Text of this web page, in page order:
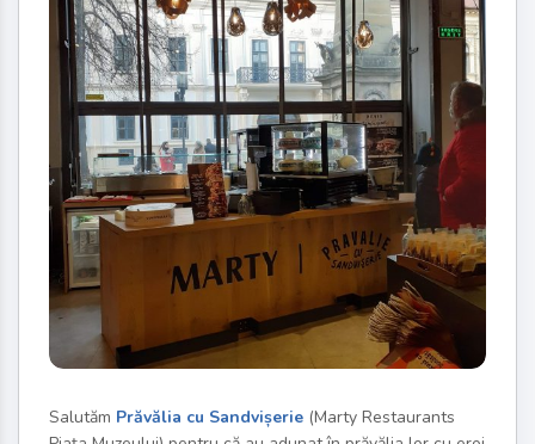
Salutăm Prăvălia cu Sandvișerie (Marty Restaurants